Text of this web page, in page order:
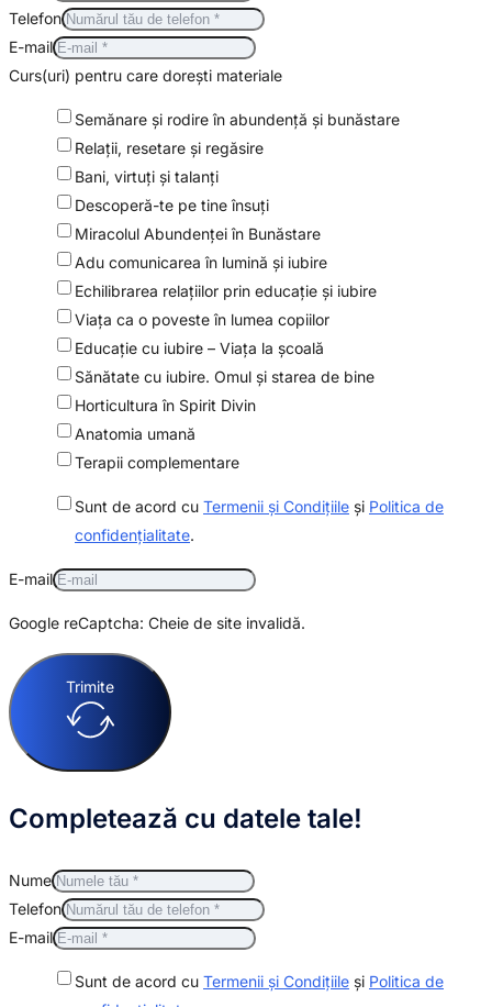
Telefon
E-mail
Curs(uri) pentru care dorești materiale
Semănare şi rodire în abundenţă şi bunăstare
Relaţii, resetare şi regăsire
Bani, virtuți și talanți
Descoperă-te pe tine însuţi
Miracolul Abundenței în Bunăstare
Adu comunicarea în lumină şi iubire
Echilibrarea relaţiilor prin educaţie şi iubire
Viaţa ca o poveste în lumea copiilor
Educaţie cu iubire – Viaţa la şcoală
Sănătate cu iubire. Omul şi starea de bine
Horticultura în Spirit Divin
Anatomia umană
Terapii complementare
Sunt de acord cu Termenii și Condițiile și Politica de
confidențialitate.
E-mail
Google reCaptcha: Cheie de site invalidă.
Trimite
Completează cu datele tale!
Nume
Telefon
E-mail
Sunt de acord cu Termenii și Condițiile și Politica de